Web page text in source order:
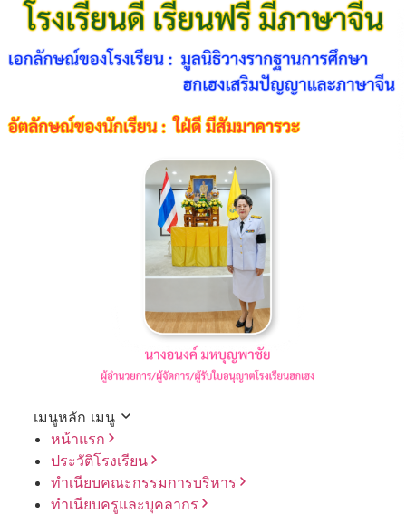
เมนูหลัก เมนู
หน้าแรก
ประวัติโรงเรียน
ทำเนียบคณะกรรมการบริหาร
ทำเนียบครูและบุคลากร